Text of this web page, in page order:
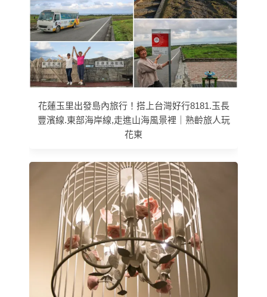
花蓮玉里出發島內旅行！搭上台灣好行8181.玉長
豐濱線.東部海岸線,走進山海風景裡｜熟齡旅人玩
花東